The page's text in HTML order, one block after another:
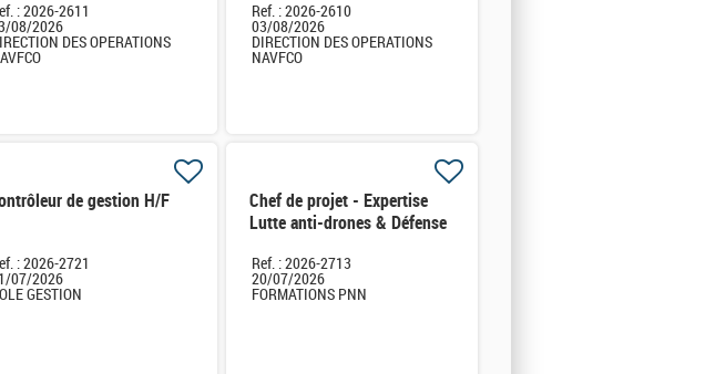
: 2026-2611
08/2026
DES OPERATIONS
Ref. : 2026-2610
03/08/2026
DIRECTION DES OPERATIONS
NAVFCO
de gestion H/F
: 2026-2721
07/2026
GESTION
Chef de projet - Expertise
Lutte anti-drones & Défense
Ref. : 2026-2713
20/07/2026
FORMATIONS PNN